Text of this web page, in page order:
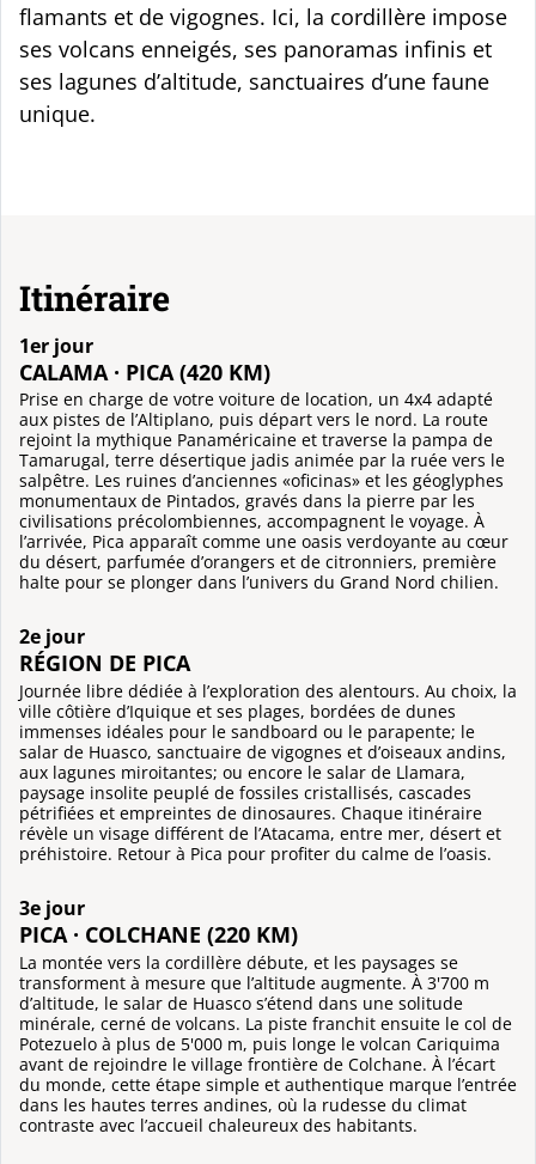
flamants et de vigognes. Ici, la cordillère impose
ses volcans enneigés, ses panoramas infinis et
ses lagunes d’altitude, sanctuaires d’une faune
unique.
Itinéraire
1er jour
CALAMA · PICA (420 KM)
Prise en charge de votre voiture de location, un 4x4 adapté
aux pistes de l’Altiplano, puis départ vers le nord. La route
rejoint la mythique Panaméricaine et traverse la pampa de
Tamarugal, terre désertique jadis animée par la ruée vers le
salpêtre. Les ruines d’anciennes «oficinas» et les géoglyphes
monumentaux de Pintados, gravés dans la pierre par les
civilisations précolombiennes, accompagnent le voyage. À
l’arrivée, Pica apparaît comme une oasis verdoyante au cœur
du désert, parfumée d’orangers et de citronniers, première
halte pour se plonger dans l’univers du Grand Nord chilien.
2e jour
RÉGION DE PICA
Journée libre dédiée à l’exploration des alentours. Au choix, la
ville côtière d’Iquique et ses plages, bordées de dunes
immenses idéales pour le sandboard ou le parapente; le
salar de Huasco, sanctuaire de vigognes et d’oiseaux andins,
aux lagunes miroitantes; ou encore le salar de Llamara,
paysage insolite peuplé de fossiles cristallisés, cascades
pétrifiées et empreintes de dinosaures. Chaque itinéraire
révèle un visage différent de l’Atacama, entre mer, désert et
préhistoire. Retour à Pica pour profiter du calme de l’oasis.
3e jour
PICA · COLCHANE (220 KM)
La montée vers la cordillère débute, et les paysages se
transforment à mesure que l’altitude augmente. À 3'700 m
d’altitude, le salar de Huasco s’étend dans une solitude
minérale, cerné de volcans. La piste franchit ensuite le col de
Potezuelo à plus de 5'000 m, puis longe le volcan Cariquima
avant de rejoindre le village frontière de Colchane. À l’écart
du monde, cette étape simple et authentique marque l’entrée
dans les hautes terres andines, où la rudesse du climat
contraste avec l’accueil chaleureux des habitants.